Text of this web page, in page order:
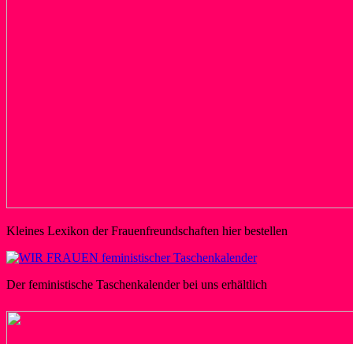
Kleines Lexikon der Frauenfreundschaften hier bestellen
Der feministische Taschenkalender bei uns erhältlich